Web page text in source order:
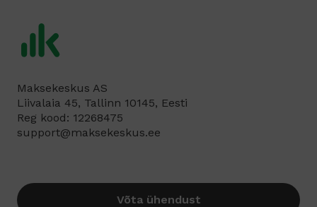
Maksekeskus AS
Liivalaia 45, Tallinn 10145, Eesti
Reg kood: 12268475
support@maksekeskus.ee
Võta ühendust